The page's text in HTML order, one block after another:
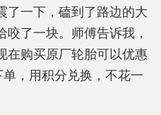
了一下，磕到了路边的大
了一块。师傅告诉我，
在购买原厂轮胎可以优惠
，用积分兑换，不花一